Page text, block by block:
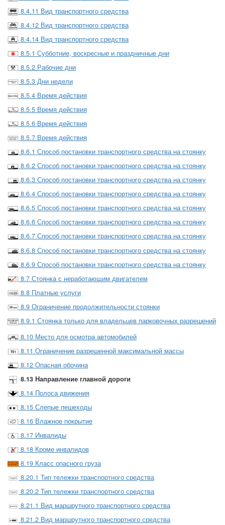
8.4.11 Вид транспортного средства
8.4.12 Вид транспортного средства
8.4.14 Вид транспортного средства
8.5.1 Субботние, воскресные и праздничные дни
8.5.2 Рабочие дни
8.5.3 Дни недели
8.5.4 Время действия
8.5.5 Время действия
8.5.6 Время действия
8.5.7 Время действия
8.6.1 Способ постановки транспортного средства на стоянку
8.6.2 Способ постановки транспортного средства на стоянку
8.6.3 Способ постановки транспортного средства на стоянку
8.6.4 Способ постановки транспортного средства на стоянку
8.6.5 Способ постановки транспортного средства на стоянку
8.6.6 Способ постановки транспортного средства на стоянку
8.6.7 Способ постановки транспортного средства на стоянку
8.6.8 Способ постановки транспортного средства на стоянку
8.6.9 Способ постановки транспортного средства на стоянку
8.7 Стоянка с неработающим двигателем
8.8 Платные услуги
8.9 Ограничение продолжительности стоянки
8.9.1 Стоянка только для владельцев парковочных разрешений
8.10 Место для осмотра автомобилей
8.11 Ограничение разрешенной максимальной массы
8.12 Опасная обочина
8.13 Направление главной дороги
8.14 Полоса движения
8.15 Слепые пешеходы
8.16 Влажное покрытие
8.17 Инвалиды
8.18 Кроме инвалидов
8.19 Класс опасного груза
8.20.1 Тип тележки транспортного средства
8.20.2 Тип тележки транспортного средства
8.21.1 Вид маршрутного транспортного средства
8.21.2 Вид маршрутного транспортного средства